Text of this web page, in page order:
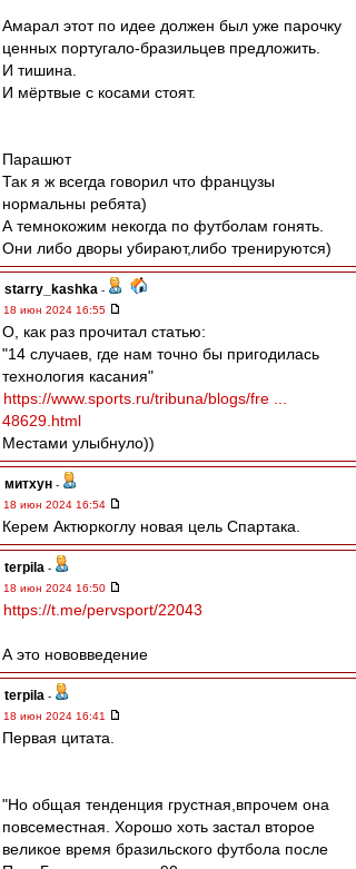
Амарал этот по идее должен был уже парочку
ценных португало-бразильцев предложить.
И тишина.
И мёртвые с косами стоят.
Парашют
Так я ж всегда говорил что французы
нормальны ребята)
А темнокожим некогда по футболам гонять.
Они либо дворы убирают,либо тренируются)
starry_kashka -
18 июн 2024 16:55
О, как раз прочитал статью:
"14 случаев, где нам точно бы пригодилась
технология касания"
https://www.sports.ru/tribuna/blogs/fre ...
48629.html
Местами улыбнуло))
митхун -
18 июн 2024 16:54
Керем Актюркоглу новая цель Спартака.
terpila -
18 июн 2024 16:50
https://t.me/pervsport/22043
А это нововведение
terpila -
18 июн 2024 16:41
Первая цитата.
"Но общая тенденция грустная,впрочем она
повсеместная. Хорошо хоть застал второе
великое время бразильского футбола после